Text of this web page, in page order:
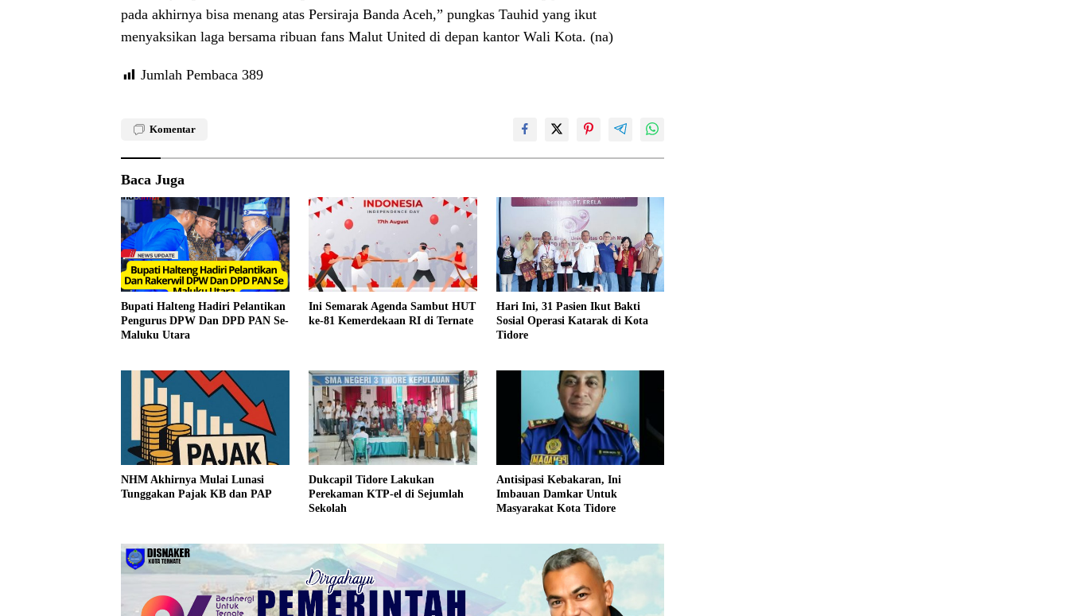
pada akhirnya bisa menang atas Persiraja Banda Aceh,” pungkas Tauhid yang ikut
menyaksikan laga bersama ribuan fans Malut United di depan kantor Wali Kota. (na)
Jumlah Pembaca 389
Komentar
Baca Juga
Bupati Halteng Hadiri Pelantikan
Pengurus DPW Dan DPD PAN Se-
Maluku Utara
Ini Semarak Agenda Sambut HUT
ke-81 Kemerdekaan RI di Ternate
Hari Ini, 31 Pasien Ikut Bakti
Sosial Operasi Katarak di Kota
Tidore
NHM Akhirnya Mulai Lunasi
Tunggakan Pajak KB dan PAP
Dukcapil Tidore Lakukan
Perekaman KTP-el di Sejumlah
Sekolah
Antisipasi Kebakaran, Ini
Imbauan Damkar Untuk
Masyarakat Kota Tidore